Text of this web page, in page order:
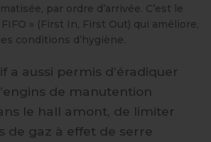
par ordre d’arrivée. C’est le
» (First In, First Out) qui améliore,
conditions d’hygiène.
a aussi permis d’éradiquer
de manutention
le hall amont, de limiter
de gaz à effet de serre